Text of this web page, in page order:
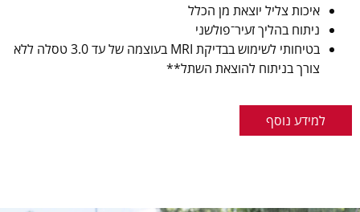
איכות צליל יוצאת מן הכלל
ניתוח בהליך זעיר־פולשני
בטיחותי לשימוש בבדיקת MRI בעוצמה של עד 3.0 טסלה ללא
צורך בניתוח להוצאת השתל**
למידע נוסף